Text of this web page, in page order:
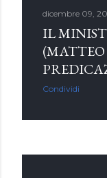
dicembre 09,
IL
(MATTEO
Condividi